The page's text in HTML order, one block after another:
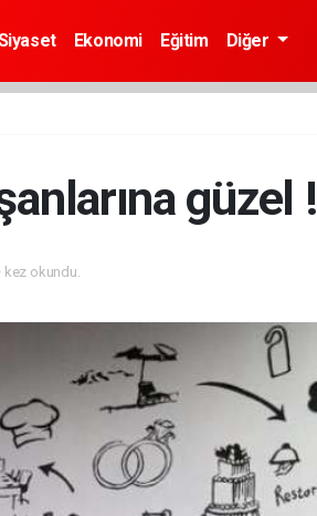
Ekonomi Eğitim Diğer
güzel !
kez okundu.